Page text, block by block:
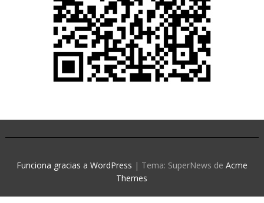
Funciona gracias a WordPress | Tema: SuperNews de Acme
Themes